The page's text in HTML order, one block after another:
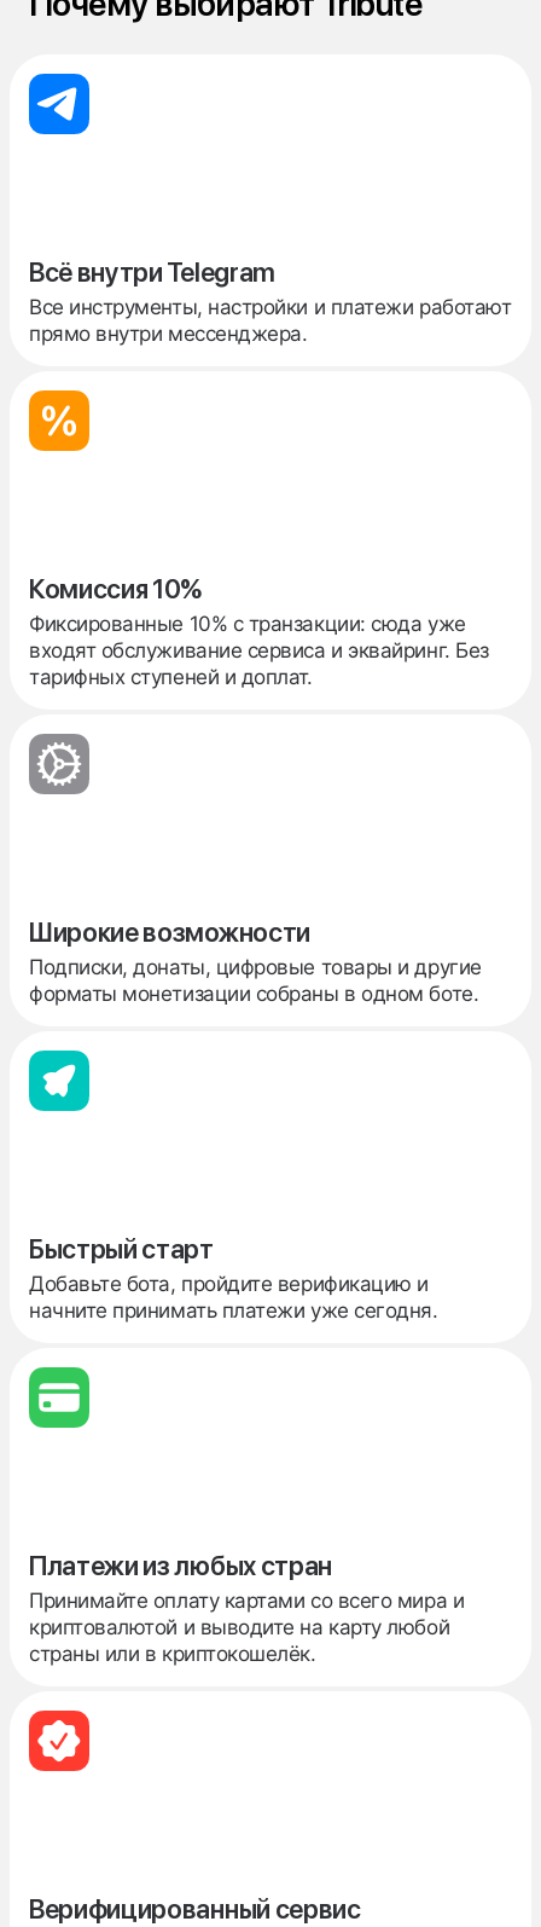
Всё внутри Telegram
Все инструменты, настройки и платежи работают
прямо внутри мессенджера.
Комиссия 10%
Фиксированные 10% с транзакции: сюда уже
входят обслуживание сервиса и эквайринг. Без
тарифных ступеней и доплат.
Широкие возможности
Подписки, донаты, цифровые товары и другие
форматы монетизации собраны в одном боте.
Быстрый старт
Добавьте бота, пройдите верификацию и
начните принимать платежи уже сегодня.
Платежи из любых стран
Принимайте оплату картами со всего мира и
криптовалютой и выводите на карту любой
страны или в криптокошелёк.
Верифицированный сервис